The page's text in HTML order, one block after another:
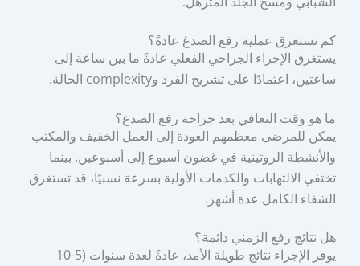
كم تستغرق عملية رفع الصدغ عادةً؟
يستغرق الإجراء الجراحي الفعلي عادةً ما بين ساعة إلى
ساعتين، اعتمادًا على تشريح الفرد وcomplexity الحالة.
ما هو وقت التعافي بعد جراحة رفع الصدغ؟
يمكن للمرضى معظمهم العودة إلى العمل الخفيف والمكتب
والأنشطة الروتينية في غضون أسبوع إلى أسبوعين. بينما
تختفي الالتهابات والكدمات الأولية بسرعة نسبيًا، قد تستغرق
الشفاء الكامل عدة أشهر.
هل نتائج رفع الزمني دائمة؟
يوفر الإجراء نتائج طويلة الأمد، عادةً لعدة سنوات (5-10